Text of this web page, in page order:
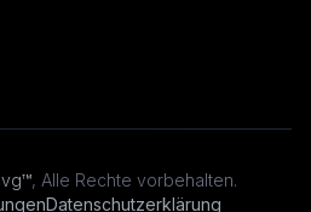
, Alle Rechte vorbehalten.
Datenschutzerklärung